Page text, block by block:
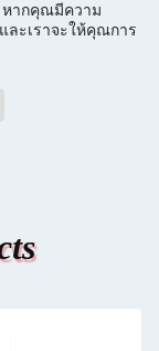
หากคุณมีความ
ละเราจะให้คุณการ